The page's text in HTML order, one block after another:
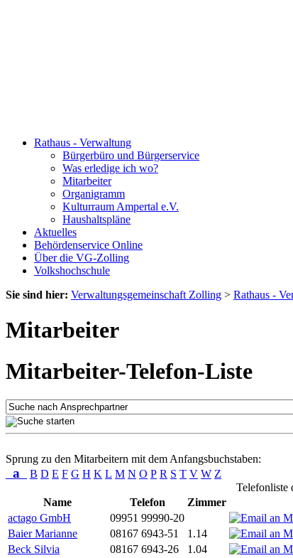
Rathaus - Verwaltung
Bürgerbüro und Bürgerservice
Was erledige ich wo?
Mitarbeiter
Organigramm
Kulturraum Ampertal e.V.
Haushaltspläne
Aktuelles
Behördenservice Online
Über die VG-Zolling
Volkshochschule
Sie sind hier: Verwaltungsgemeinschaft Zolling > Rathaus -
Mitarbeiter
Mitarbeiter-Telefon-Liste
Sprung zu den Mitarbeitern mit dem Anfangsbuchstaben:
a B D E F G H K L M N O P R S T V W Z
Telefonliste
Name
Telefon Zimmer
actago GmbH
09951 99990-20
Baier Marianne
08167 6943-51 1.14
Beck Silvia
08167 6943-26 1.04